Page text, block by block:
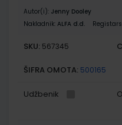
Autor(i): Jenny Dooley
Nakladnik: ALFA d.d.
SKU: 567345
ŠIFRA OMOTA: 500165
Udžbenik